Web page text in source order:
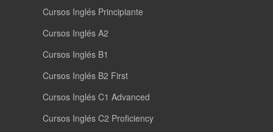
Cursos Inglés Principiante
Cursos Inglés A2
Cursos Inglés B1
Cursos Inglés B2 First
Cursos Inglés C1 Advanced
Cursos Inglés C2 Proficiency